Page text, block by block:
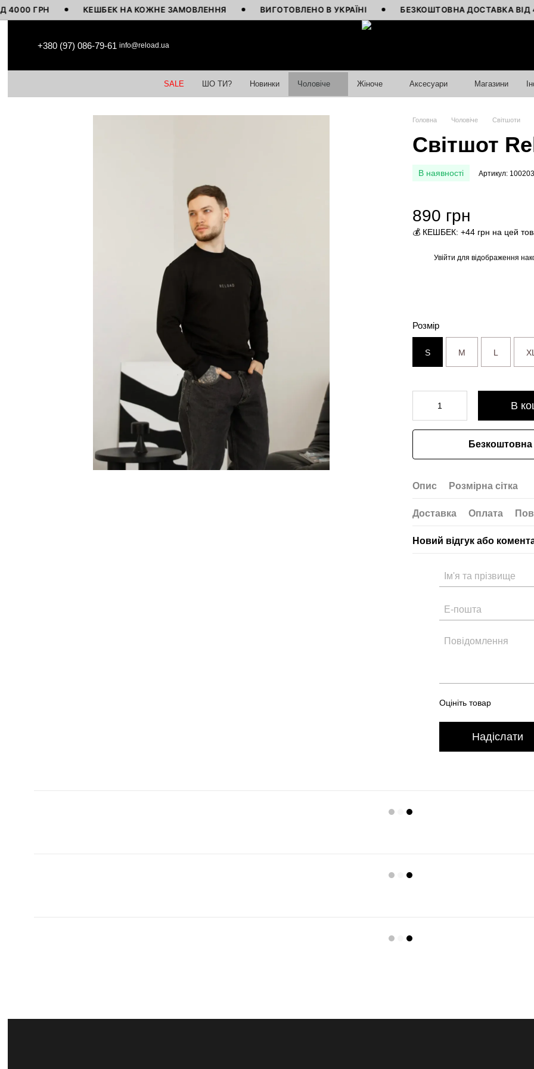
ГРН КЕШБЕК НА КОЖНЕ ЗАМОВЛЕННЯ ВИГОТОВЛЕНО В УКРАЇНІ БЕЗКОШТОВНА ДОСТАВКА ВІД
+380 (97) 086-79-61 info@reload.ua
SALE ШО ТИ? Новинки Чоловіче Жіноче Аксесуари Магазини
Головна Чоловіче Світшоти
Світшот
В наявності Артикул:
890 грн
💰 КЕШБЕК: +44 грн на цей
Увійти для відображення
Розмір
S M L XL
В
Безкоштовна
Опис Розмірна сітка
Доставка Оплата
Новий відгук або
Оцініть товар
Надіслати